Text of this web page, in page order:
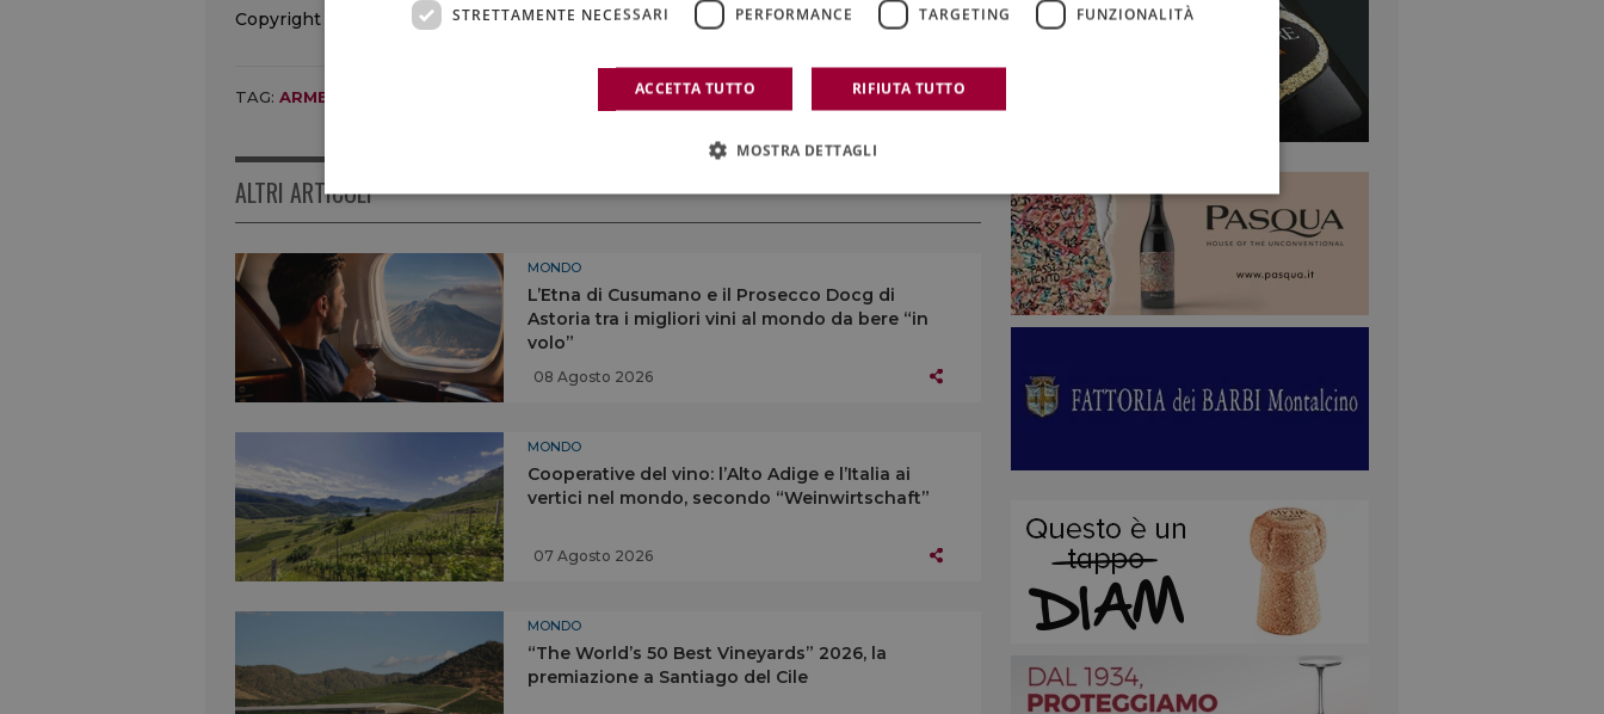
Copyright © 2000/2026
TAG: ARMENIA CONCOURS MONDIAL DE BRUXELLES ,ITALIA,VINI BIANCHI,VINI ROSSI
ALTRI ARTICOLI
MONDO
L’Etna di Cusumano e il Prosecco Docg di
Astoria tra i migliori vini al mondo da bere “in
volo”
08 Agosto 2026
MONDO
Cooperative del vino: l’Alto Adige e l’Italia ai
vertici nel mondo, secondo “Weinwirtschaft”
07 Agosto 2026
MONDO
“The World’s 50 Best Vineyards” 2026, la
premiazione a Santiago del Cile
STRETTAMENTE NECESSARI PERFORMANCE TARGETING FUNZIONALITÀ
ACCETTA TUTTO RIFIUTA TUTTO
MOSTRA DETTAGLI